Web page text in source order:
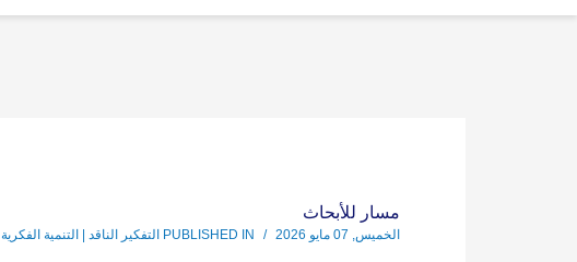
مسار للأبحاث
الخميس, 07 مايو 2026 /
PUBLISHED IN التفكير الناقد | التنمية الفكرية |